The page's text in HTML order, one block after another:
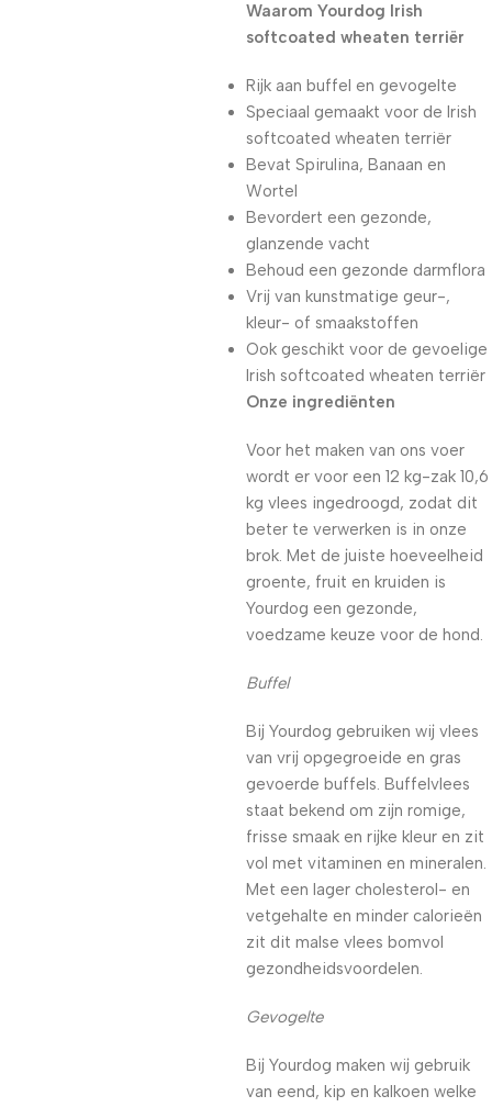
Waarom Yourdog Irish
softcoated wheaten terriër
Rijk aan buffel en gevogelte
Speciaal gemaakt voor de Irish
softcoated wheaten terriër
Bevat Spirulina, Banaan en
Wortel
Bevordert een gezonde,
glanzende vacht
Behoud een gezonde darmflora
Vrij van kunstmatige geur-,
kleur- of smaakstoffen
Ook geschikt voor de gevoelige
Irish softcoated wheaten terriër
Onze ingrediënten
Voor het maken van ons voer
wordt er voor een 12 kg-zak 10,6
kg vlees ingedroogd, zodat dit
beter te verwerken is in onze
brok. Met de juiste hoeveelheid
groente, fruit en kruiden is
Yourdog een gezonde,
voedzame keuze voor de hond.
Buffel
Bij Yourdog gebruiken wij vlees
van vrij opgegroeide en gras
gevoerde buffels. Buffelvlees
staat bekend om zijn romige,
frisse smaak en rijke kleur en zit
vol met vitaminen en mineralen.
Met een lager cholesterol- en
vetgehalte en minder calorieën
zit dit malse vlees bomvol
gezondheidsvoordelen.
Gevogelte
Bij Yourdog maken wij gebruik
van eend, kip en kalkoen welke